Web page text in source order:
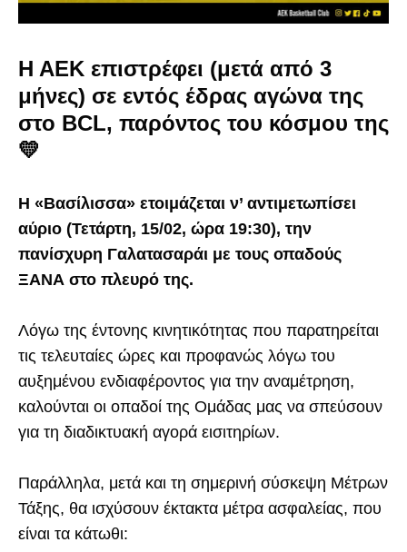
Η ΑΕΚ επιστρέφει (μετά από 3
μήνες) σε εντός έδρας αγώνα της
στο BCL, παρόντος του κόσμου της
💛
Η «Βασίλισσα» ετοιμάζεται ν’ αντιμετωπίσει
αύριο (Τετάρτη, 15/02, ώρα 19:30), την
πανίσχυρη Γαλατασαράι με τους οπαδούς
ΞΑΝΑ στο πλευρό της.
Λόγω της έντονης κινητικότητας που παρατηρείται
τις τελευταίες ώρες και προφανώς λόγω του
αυξημένου ενδιαφέροντος για την αναμέτρηση,
καλούνται οι οπαδοί της Ομάδας μας να σπεύσουν
για τη διαδικτυακή αγορά εισιτηρίων.
Παράλληλα, μετά και τη σημερινή σύσκεψη Μέτρων
Τάξης, θα ισχύσουν έκτακτα μέτρα ασφαλείας, που
είναι τα κάτωθι: